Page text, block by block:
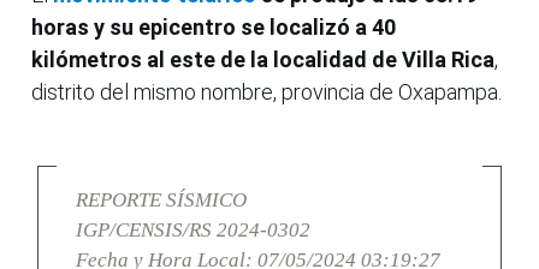
horas y su epicentro se localizó a 40
kilómetros al este de la localidad de Villa Rica,
distrito del mismo nombre, provincia de Oxapampa.
REPORTE SÍSMICO
IGP/CENSIS/RS 2024-0302
Fecha y Hora Local: 07/05/2024 03:19:27